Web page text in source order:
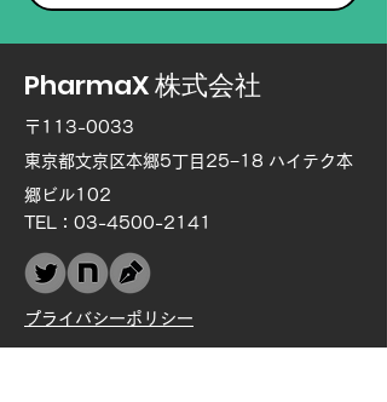
PharmaX 株式会社
〒113-0033
東京都文京区本郷5丁目25−18 ハイテク本
郷ビル102
TEL：03-4500-2141
プライバシーポリシー